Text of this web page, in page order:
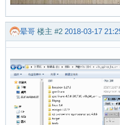
晕哥 楼主 #2 2018-03-17